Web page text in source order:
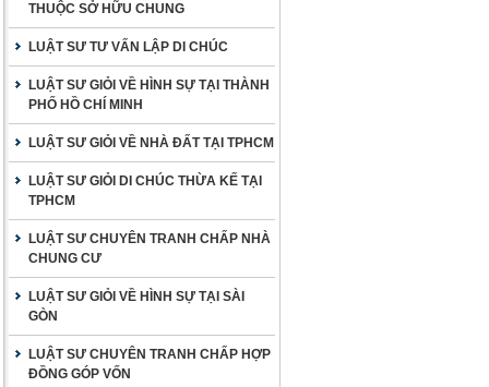
THUỘC SỞ HỮU CHUNG
LUẬT SƯ TƯ VẤN LẬP DI CHÚC
LUẬT SƯ GIỎI VỀ HÌNH SỰ TẠI THÀNH
PHỐ HỒ CHÍ MINH
LUẬT SƯ GIỎI VỀ NHÀ ĐẤT TẠI TPHCM
LUẬT SƯ GIỎI DI CHÚC THỪA KẾ TẠI
TPHCM
LUẬT SƯ CHUYÊN TRANH CHẤP NHÀ
CHUNG CƯ
LUẬT SƯ GIỎI VỀ HÌNH SỰ TẠI SÀI
GÒN
LUẬT SƯ CHUYÊN TRANH CHẤP HỢP
ĐỒNG GÓP VỐN